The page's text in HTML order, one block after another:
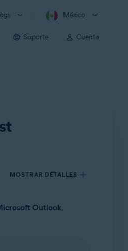
México
Soporte Cuenta
MOSTRAR DETALLES
Outlook,